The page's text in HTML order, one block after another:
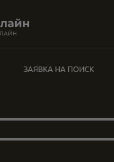
ЗАЯВКА НА ПОИСК